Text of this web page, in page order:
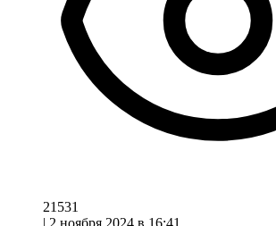
21531
| 2 ноября 2024 в 16:41